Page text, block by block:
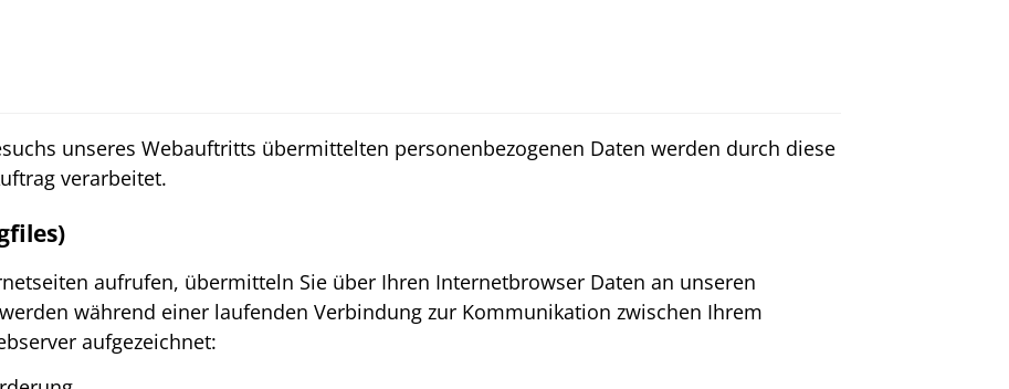
unseres Webauftritts übermittelten personenbezogenen Daten werden durch diese
verarbeitet.
aufrufen, übermitteln Sie über Ihren Internetbrowser Daten an unseren
während einer laufenden Verbindung zur Kommunikation zwischen Ihrem
aufgezeichnet: